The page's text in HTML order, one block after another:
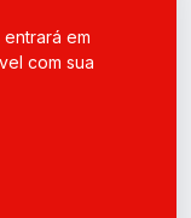
em
com sua